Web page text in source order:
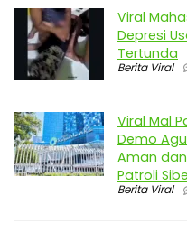
Viral
Depresi
Tertunda
Berita Viral
Viral Mal
Demo
Aman
Patroli
Berita Viral